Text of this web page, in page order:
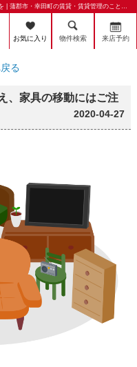
【4/27 更新】気分転換の模様替え、家具の移動にはご注意を | 蒲郡市・幸田町の賃貸・賃貸管理のことならミニミニFC蒲郡店 丸七住宅株式会社
お気に入り 物件検索 来店予約
る
、家具の移動にはご注
2020-04-27